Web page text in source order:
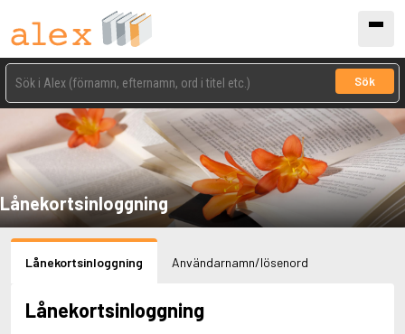
Sök
Lånekortsinloggning
Lånekortsinloggning Användarnamn/lösenord
Lånekortsinloggning